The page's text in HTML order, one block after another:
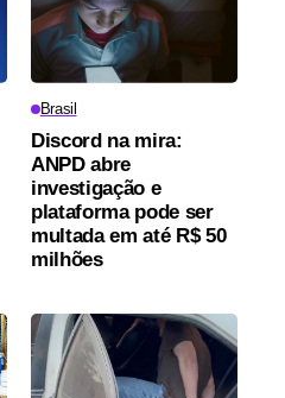
Brasil
Discord na mira:
ANPD abre
investigação e
plataforma pode ser
multada em até R$ 50
milhões